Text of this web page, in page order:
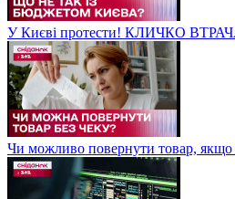
У Києві протести! КЛИЧКО
Чи можливо повернути товар, якщо